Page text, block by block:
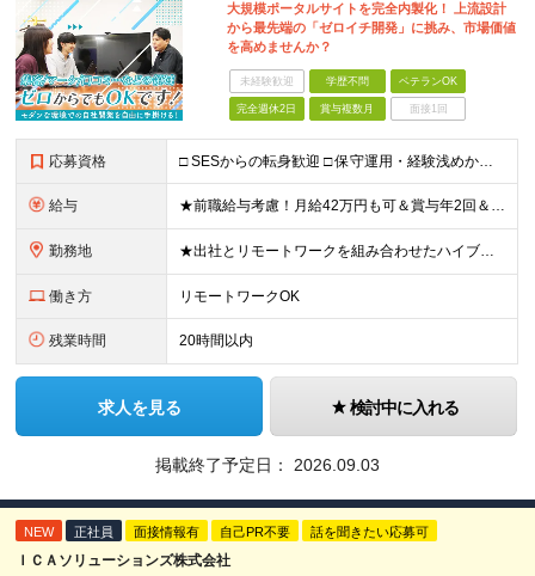
大規模ポータルサイトを完全内製化！ 上流設計
から最先端の「ゼロイチ開発」に挑み、市場価値
を高めませんか？
未経験歓迎 学歴不問 ベテランOK
完全週休2日 賞与複数月 面接1回
応募資格 □ SESからの転身歓迎 □ 保守運用・経験浅めからのチャレンジ歓迎 ■ 学歴不問 ■ 何らかのシステム開発経験をお持ちの方（言語・年数不問） ＜当社で経験できること＞ ・企画、要件定義、設計、実装
給与 ★前職給与考慮！月給42万円も可＆賞与年2回＆昇給随時！★ ■月給29万円～42万円＋賞与年2回＋交通費 ※前職の給与やスキルを考慮し決定します ※固定残業代（月45時間分／7万7,000円～11万
勤務地 ★出社とリモートワークを組み合わせたハイブリッド勤務！ ★幡ヶ谷駅から徒歩1分！ 【本社】 東京都渋谷区幡ヶ谷1-34-14 宝ビル3F ※(変更の範囲)上記を除く当社関連勤務地
働き方 リモートワークOK
残業時間 20時間以内
求人を見る 検討中に入れる
掲載終了予定日： 2026.09.03
NEW 正社員 面接情報有 自己PR不要 話を聞きたい応募可
ＩＣＡソリューションズ株式会社